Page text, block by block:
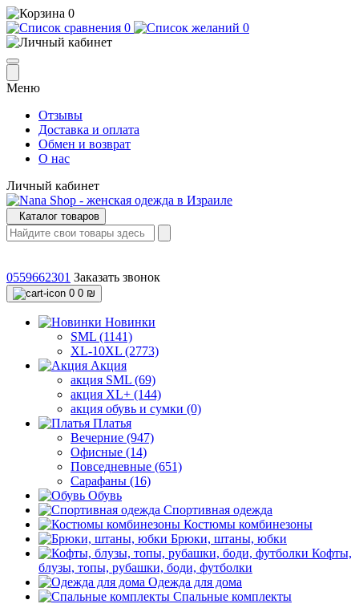
0
0
0
Меню
Отзывы
Доставка и оплата
Обмен и возврат
О нас
Личный кабинет
Каталог товаров
0559662301 Заказать звонок
0 0 ₪
Новинки
SML (1141)
XL-10XL (2773)
Акция
акция SML (69)
акция XL+ (144)
акция обувь и сумки (0)
Платья
Вечерние (947)
Офисные (14)
Повседневные (651)
Сарафаны (16)
Обувь
Спортивная одежда
Костюмы комбинезоны
Брюки, штаны, юбки
Кофты,
блузы, топы, рубашки, боди, футболки
Одежда для дома
Спальные комплекты